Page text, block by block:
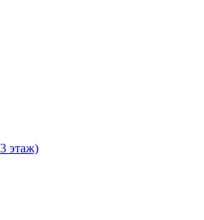
этаж)